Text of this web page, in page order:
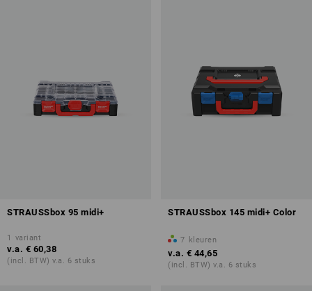
STRAUSSbox 95 midi+
1 variant
v.a. € 60,38
(incl. BTW) v.a. 6 stuks
STRAUSSbox 145 midi+ Color
7 kleuren
v.a. € 44,65
(incl. BTW) v.a. 6 stuks